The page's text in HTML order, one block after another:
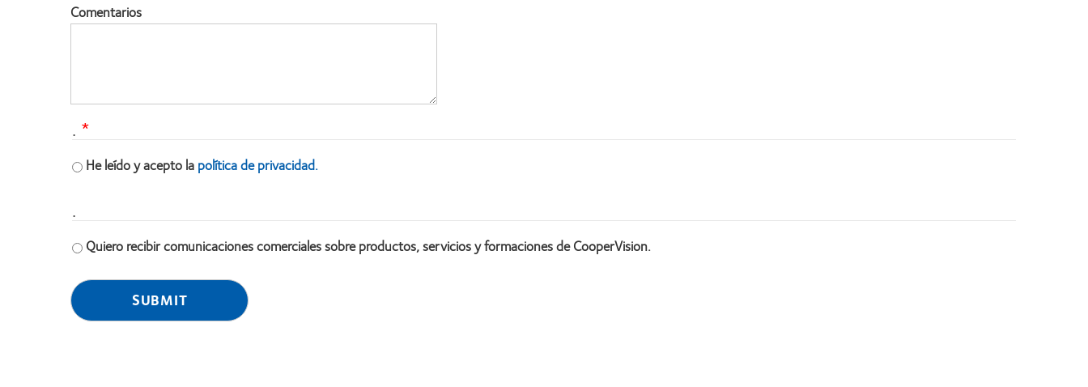
Comentarios
.
He leído y acepto lapolítica de privacidad.
.
Quiero recibir comunicaciones comerciales sobre productos, servicios y formaciones de CooperVision.